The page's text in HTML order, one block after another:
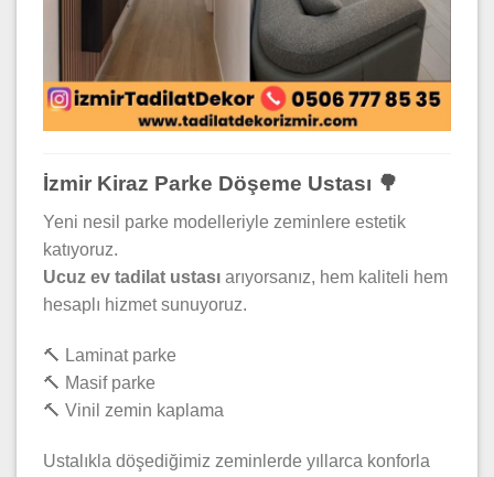
İzmir Kiraz Parke Döşeme Ustası 🌳
Yeni nesil parke modelleriyle zeminlere estetik
katıyoruz.
Ucuz ev tadilat ustası arıyorsanız, hem kaliteli hem
hesaplı hizmet sunuyoruz.
🔨 Laminat parke
🔨 Masif parke
🔨 Vinil zemin kaplama
Ustalıkla döşediğimiz zeminlerde yıllarca konforla